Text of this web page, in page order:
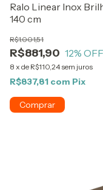
Ralo Linear Inox
140 cm
R$881,90
R$1.001,51
12% OFF
8 x de R$110,24 sem juros
R$837,81 com Pix